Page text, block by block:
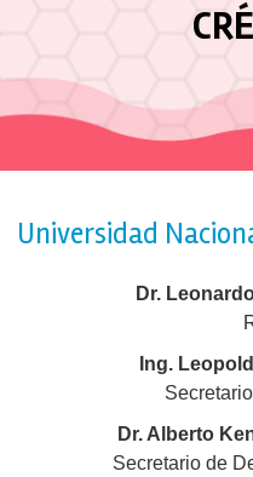
Universidad
Dr.
Ing.
Dr. Alberto
Secretario de